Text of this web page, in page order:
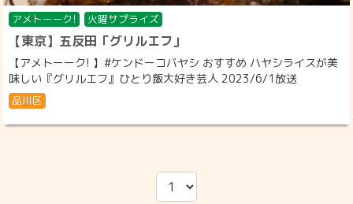
アメトーーク! 火曜サプライズ
【東京】五反田「グリルエフ」
【アメトーーク! 】#ケンドーコバヤシ おすすめ ハヤシライスが美
味しい『グリルエフ』ひとり飯大好き芸人 2023/6/1放送
品川区